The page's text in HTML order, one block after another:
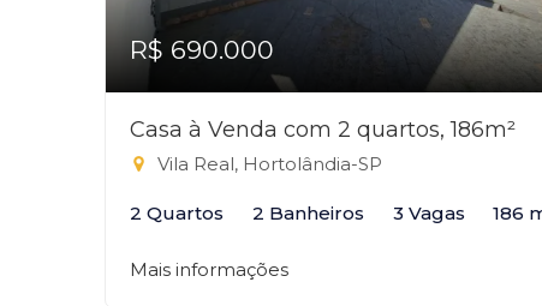
R$ 690.000
Casa à Venda com 2 quartos, 186m²
Vila Real, Hortolândia-SP
2 Quartos 2 Banheiros 3 Vagas 186
Mais informações